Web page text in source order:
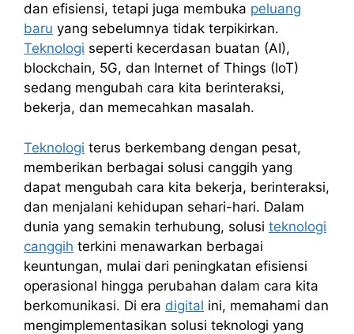
dan efisiensi, tetapi juga membuka peluang
baru yang sebelumnya tidak terpikirkan.
Teknologi seperti kecerdasan buatan (AI),
blockchain, 5G, dan Internet of Things (IoT)
sedang mengubah cara kita berinteraksi,
bekerja, dan memecahkan masalah.
Teknologi terus berkembang dengan pesat,
memberikan berbagai solusi canggih yang
dapat mengubah cara kita bekerja, berinteraksi,
dan menjalani kehidupan sehari-hari. Dalam
dunia yang semakin terhubung, solusi teknologi
canggih terkini menawarkan berbagai
keuntungan, mulai dari peningkatan efisiensi
operasional hingga perubahan dalam cara kita
berkomunikasi. Di era digital ini, memahami dan
mengimplementasikan solusi teknologi yang